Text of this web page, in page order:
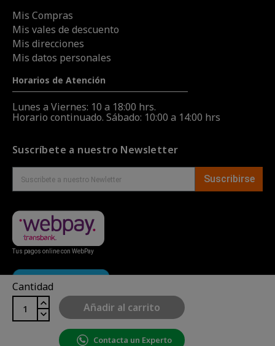
Cantidad
Añadir al carrito
Contacta un Experto
Mis Compras
Mis vales de descuento
Mis direcciones
Mis datos personales
Horarios de Atención
Lunes a Viernes: 10 a 18:00 hrs.
Horario continuado. Sábado: 10:00 a 14:00 hrs
Suscríbete a nuestro Newsletter
Suscribirse
Tus pagos online con WebPay